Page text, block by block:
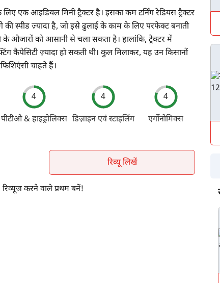
एक आइडियल मिनी ट्रैक्टर है। इसका कम टर्निंग रेडियस ट्रैक्टर
स्पीड ज़्यादा है, जो इसे ढुलाई के काम के लिए परफेक्ट बनाती
के औजारों को आसानी से चला सकता है। हालांकि, ट्रैक्टर में
कैपेसिटी ज़्यादा हो सकती थी। कुल मिलाकर, यह उन किसानों
चाहते हैं।
4
पीटीओ & हाइड्रोलिक्स
4
डिज़ाइन एवं स्टाइलिंग
4
एर्गोनोमिक्स
रिव्यू लिखें
रिव्यूज करने वाले प्रथम बनें!